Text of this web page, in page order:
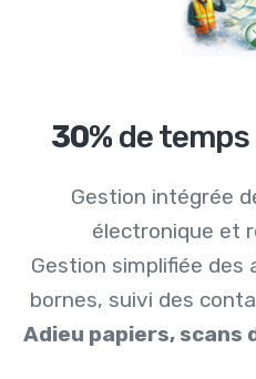
30% de
Gestion intégrée
électronique et
Gestion simplifiée des
bornes, suivi des
Adieu papiers, scans